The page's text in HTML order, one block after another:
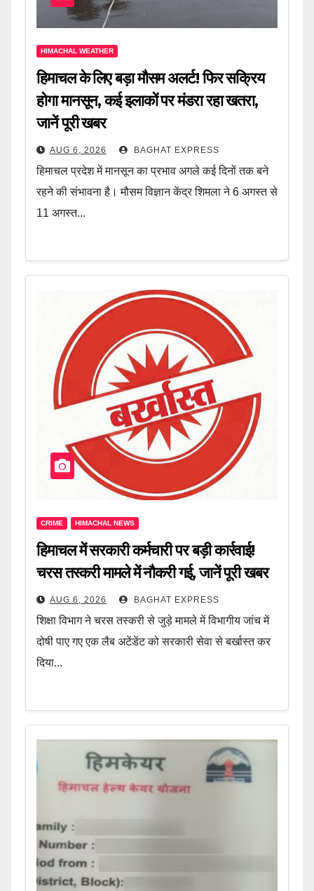
HIMACHAL WEATHER
हिमाचल के लिए बड़ा मौसम अलर्ट! फिर सक्रिय
होगा मानसून, कई इलाकों पर मंडरा रहा खतरा,
जानें पूरी खबर
AUG 6, 2026 BAGHAT EXPRESS
हिमाचल प्रदेश में मानसून का प्रभाव अगले कई दिनों तक बने
रहने की संभावना है। मौसम विज्ञान केंद्र शिमला ने 6 अगस्त से
11 अगस्त...
CRIME HIMACHAL NEWS
हिमाचल में सरकारी कर्मचारी पर बड़ी कार्रवाई!
चरस तस्करी मामले में नौकरी गई, जानें पूरी खबर
AUG 6, 2026 BAGHAT EXPRESS
शिक्षा विभाग ने चरस तस्करी से जुड़े मामले में विभागीय जांच में
दोषी पाए गए एक लैब अटेंडेंट को सरकारी सेवा से बर्खास्त कर
दिया...